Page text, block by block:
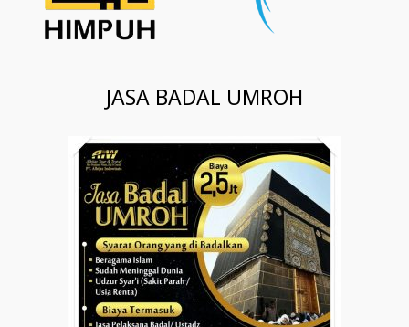
JASA BADAL UMROH